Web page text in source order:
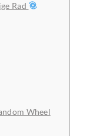
Rad
Wheel